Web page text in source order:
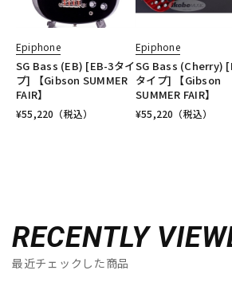
Epiphone
SG Bass (EB) [EB-3タイ
プ] 【Gibson SUMMER
FAIR】
¥55,220 （税込）
Epiphone
SG Bass (Cherry)
タイプ] 【Gibson
SUMMER FAIR】
¥55,220 （税込）
RECENTLY
最近チェックした商品